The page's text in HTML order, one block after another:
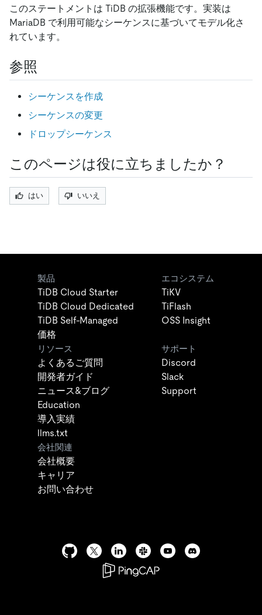
このステートメントは TiDB の拡張機能です。実装は
MariaDB で利用可能なシーケンスに基づいてモデル化さ
れています。
参照
シーケンスを作成
シーケンスの変更
ドロップシーケンス
このページは役に立ちましたか？
はい いいえ
製品
TiDB Cloud Starter
TiDB Cloud Dedicated
TiDB Self-Managed
価格
エコシステム
TiKV
TiFlash
OSS Insight
リソース
よくあるご質問
開発者ガイド
ニュース&ブログ
Education
導入実績
llms.txt
サポート
Discord
Slack
Support
会社関連
会社概要
キャリア
お問い合わせ